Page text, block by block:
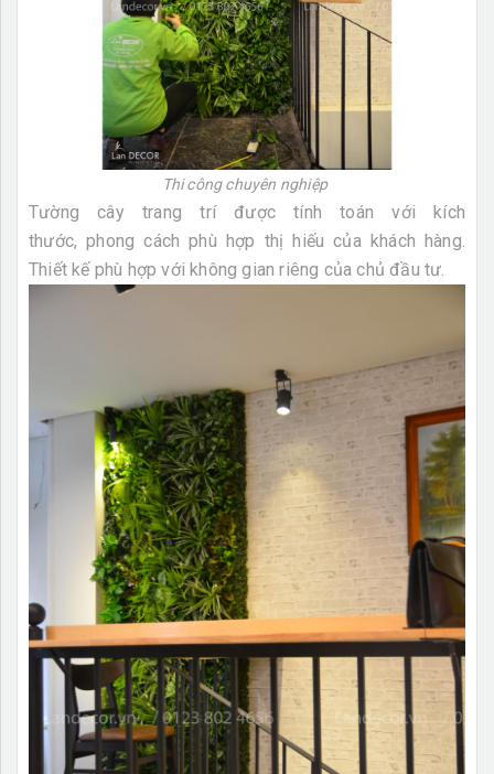
Thi công chuyên nghiệp
Tường cây trang trí được tính toán với kích
thước, phong cách phù hợp thị hiếu của khách hàng.
Thiết kế phù hợp với không gian riêng của chủ đầu tư.